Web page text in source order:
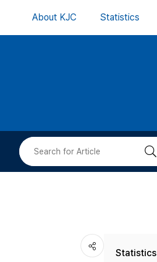
About KJC Statistics
Statistics